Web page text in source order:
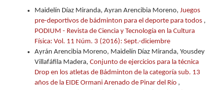
Maidelín Díaz Miranda, Ayran Arencibia Moreno, Juegos
pre-deportivos de bádminton para el deporte para todos ,
PODIUM - Revista de Ciencia y Tecnología en la Cultura
Física: Vol. 11 Núm. 3 (2016): Sept.-diciembre
Ayrán Arencibia Moreno, Maidelín Díaz Miranda, Yousdey
Villafáfila Madera, Conjunto de ejercicios para la técnica
Drop en los atletas de Bádminton de la categoría sub. 13
años de la EIDE Ormani Arenado de Pinar del Río ,